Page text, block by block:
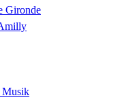
Gironde
Musik